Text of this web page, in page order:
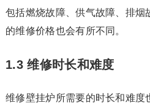
包括燃烧故障、供气故障、排烟
的维修价格也会有所不同。
1.3 维修时长和难度
维修壁挂炉所需要的时长和难度